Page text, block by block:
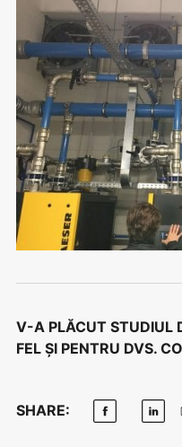
V-A PLĂCUT STUDIUL
FEL ȘI PENTRU DVS.
SHARE: